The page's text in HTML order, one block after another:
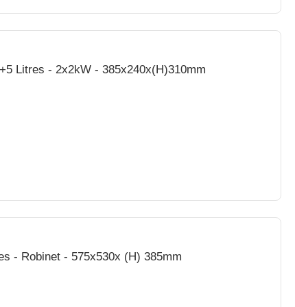
Litres - 2x2kW - 385x240x(H)310mm
- Robinet - 575x530x (H) 385mm